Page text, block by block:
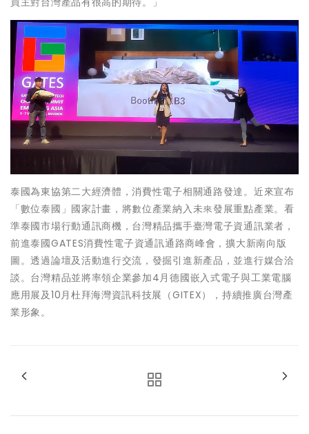
泰國為東協第二大經濟體，消費性電子相關通路發達。近來宣布
「數位泰國」國家計畫，將數位產業納入未來發展重點產業。看
準泰國市場行動通訊商機，台灣精品攜手臺灣電子資通訊業者，
前進泰國GATES消費性電子資通訊通路商峰會，擴大新南向版
圖。透過論壇及活動進行交流，發掘引進新產品，並進行媒合洽
談。台灣精品並將率領企業參加4月德國嵌入式電子與工業電腦
應用展及10月杜拜海灣資訊科技展（GITEX），持續推廣台灣產
業形象。